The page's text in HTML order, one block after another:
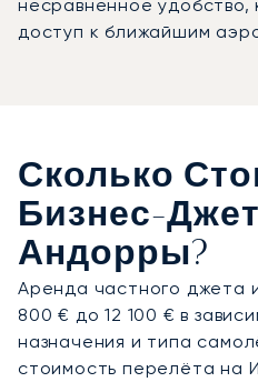
несравненное
доступ к ближайшим
Сколько
Бизнес-
Андорры?
Аренда частного джета
800 € до 12 100 € в
назначения и типа
стоимость перелёта на